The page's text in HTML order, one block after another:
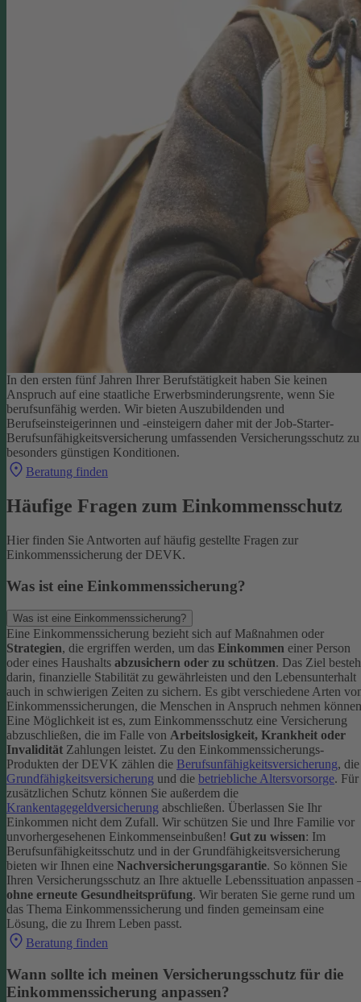
In den ersten fünf Jahren Ihrer Berufstätigkeit haben Sie keinen
Anspruch auf eine staatliche Erwerbsminderungsrente, wenn Sie
berufsunfähig werden. Wir bieten Auszubildenden und
Berufseinsteigerinnen und -einsteigern daher mit der Job-Starter-
Berufsunfähigkeitsversicherung umfassenden Versicherungsschutz zu
besonders günstigen Konditionen.
Beratung finden
Häufige Fragen zum Einkommensschutz
Hier finden Sie Antworten auf häufig gestellte Fragen zur
Einkommenssicherung der DEVK.
Was ist eine Einkommenssicherung?
Was ist eine Einkommenssicherung?
Eine Einkommenssicherung bezieht sich auf Maßnahmen oder
Strategien, die ergriffen werden, um das Einkommen einer Person
oder eines Haushalts abzusichern oder zu schützen. Das Ziel
darin, finanzielle Stabilität zu gewährleisten und den Lebensunterhalt
auch in schwierigen Zeiten zu sichern. Es gibt verschiedene Arten
Einkommenssicherungen, die Menschen in Anspruch nehmen
Eine Möglichkeit ist es, zum Einkommensschutz eine Versicherung
abzuschließen, die im Falle von Arbeitslosigkeit, Krankheit oder
Invalidität Zahlungen leistet. Zu den Einkommenssicherungs-
Produkten der DEVK zählen die Berufsunfähigkeitsversicherung, die
Grundfähigkeitsversicherung und die betriebliche Altersvorsorge. Für
zusätzlichen Schutz können Sie außerdem die
Krankentagegeldversicherung abschließen. Überlassen Sie Ihr
Einkommen nicht dem Zufall. Wir schützen Sie und Ihre Familie vor
unvorhergesehenen Einkommenseinbußen! Gut zu wissen: Im
Berufsunfähigkeitsschutz und in der Grundfähigkeitsversicherung
bieten wir Ihnen eine Nachversicherungsgarantie. So können Sie
Ihren Versicherungsschutz an Ihre aktuelle Lebenssituation anpassen
ohne erneute Gesundheitsprüfung. Wir beraten Sie gerne rund um
das Thema Einkommenssicherung und finden gemeinsam eine
Lösung, die zu Ihrem Leben passt.
Beratung finden
Wann sollte ich meinen Versicherungsschutz für die
Einkommenssicherung anpassen?